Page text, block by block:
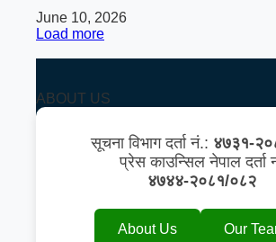
June 10, 2026
Load more
ABOUT US
सूचना विभाग दर्ता नं.: ४७३१-
प्रेस काउन्सिल नेपाल दर्ता
४७४४-२०८१/०८२
About Us Our